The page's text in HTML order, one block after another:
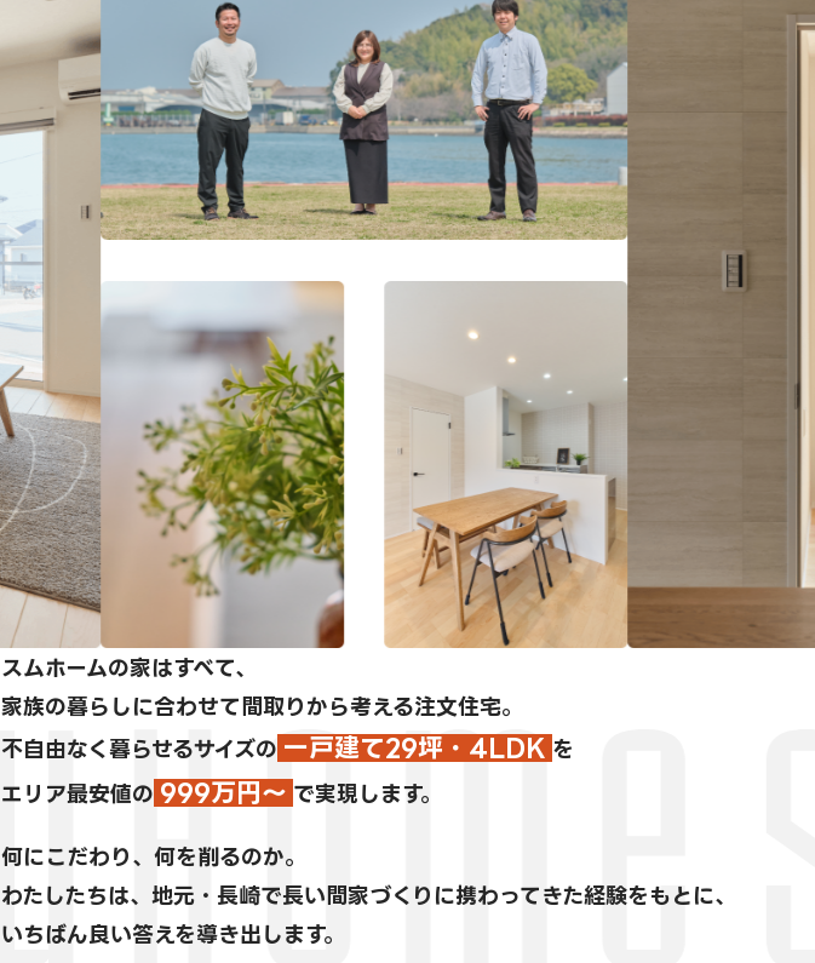
スムホームの家はすべて、
家族の暮らしに合わせて間取りから考える注文住宅。
不自由なく暮らせるサイズの 一戸建て29坪・4LDK を
エリア最安値の 999万円～ で実現します。
何にこだわり、何を削るのか。
わたしたちは、地元・長崎で長い間家づくりに携わってきた経験をもとに、
いちばん良い答えを導き出します。